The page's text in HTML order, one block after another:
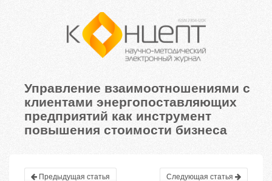
Управление взаимоотношениями с
клиентами энергопоставляющих
предприятий как инструмент
повышения стоимости бизнеса
Предыдущая статья Следующая статья